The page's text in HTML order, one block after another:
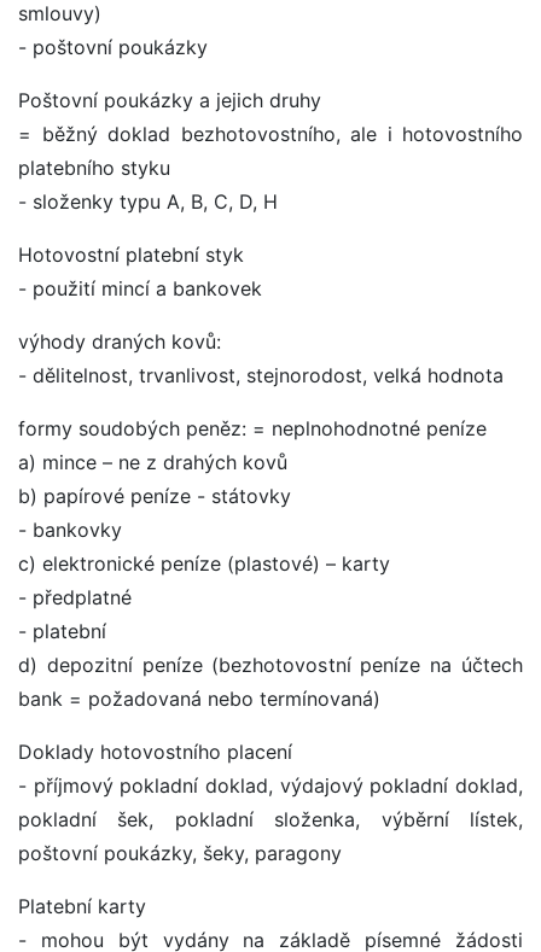
smlouvy)
- poštovní poukázky
Poštovní poukázky a jejich druhy
= běžný doklad bezhotovostního, ale i hotovostního
platebního styku
- složenky typu A, B, C, D, H
Hotovostní platební styk
- použití mincí a bankovek
výhody draných kovů:
- dělitelnost, trvanlivost, stejnorodost, velká hodnota
formy soudobých peněz: = neplnohodnotné peníze
a) mince – ne z drahých kovů
b) papírové peníze - státovky
- bankovky
c) elektronické peníze (plastové) – karty
- předplatné
- platební
d) depozitní peníze (bezhotovostní peníze na účtech
bank = požadovaná nebo termínovaná)
Doklady hotovostního placení
- příjmový pokladní doklad, výdajový pokladní doklad,
pokladní šek, pokladní složenka, výběrní lístek,
poštovní poukázky, šeky, paragony
Platební karty
- mohou být vydány na základě písemné žádosti